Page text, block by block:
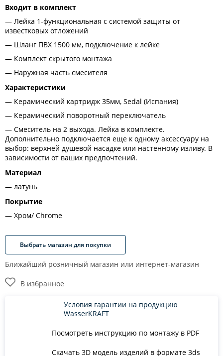
Входит в комплект
Лейка 1-функциональная с системой защиты от
известковых отложений
Шланг ПВХ 1500 мм, подключение к лейке
Комплект скрытого монтажа
Наружная часть смесителя
Характеристики
Керамический картридж 35мм, Sedal (Испания)
Керамический поворотный переключатель
Смеситель на 2 выхода. Лейка в комплекте.
Дополнительно подключается еще к одному аксессуару на
выбор: верхней душевой насадке или настенному изливу. В
зависимости от ваших предпочтений.
Материал
латунь
Покрытие
Хром/ Chrome
Выбрать магазин для покупки
Ближайший розничный магазин или интернет-магазин
В избранное
Посмотреть инструкцию по монтажу в PDF
Скачать 3D модель изделий в формате 3ds
Условия гарантии на продукцию
WasserKRAFT